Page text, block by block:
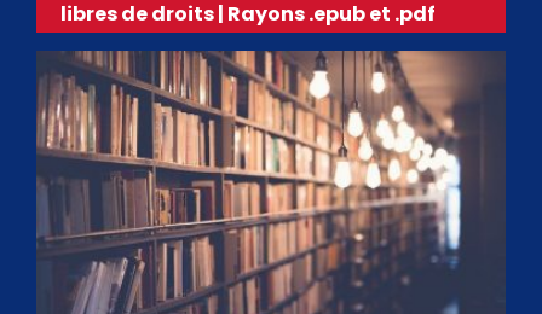
libres de droits | Rayons .epub et .pdf